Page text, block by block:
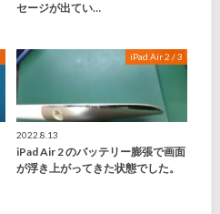
セージが出てい…
iPad Air 2 / 3
2022.8.13
iPad Air 2 のバッテリー膨張で画面
が浮き上がってきた状態でした。